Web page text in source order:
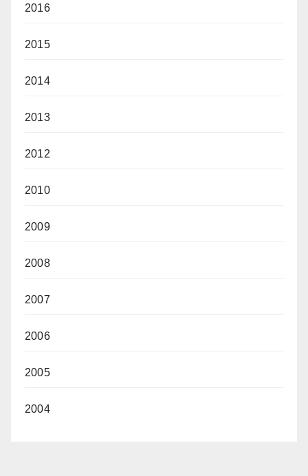
2016
2015
2014
2013
2012
2010
2009
2008
2007
2006
2005
2004